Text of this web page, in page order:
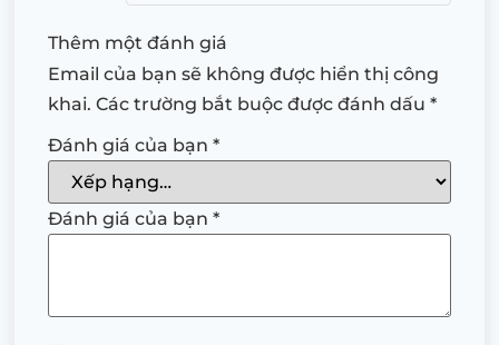
Thêm một đánh giá
Email của bạn sẽ không được hiển thị công
khai. Các trường bắt buộc được đánh dấu *
Đánh giá của bạn *
Đánh giá của bạn *